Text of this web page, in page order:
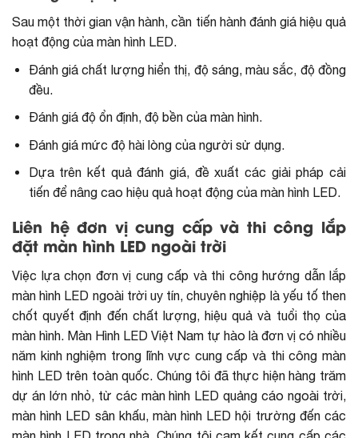
Sau một thời gian vận hành, cần tiến hành đánh giá hiệu quả
hoạt động của màn hình LED.
Đánh giá chất lượng hiển thị, độ sáng, màu sắc, độ đồng
đều.
Đánh giá độ ổn định, độ bền của màn hình.
Đánh giá mức độ hài lòng của người sử dụng.
Dựa trên kết quả đánh giá, đề xuất các giải pháp cải
tiến để nâng cao hiệu quả hoạt động của màn hình LED.
Liên hệ đơn vị cung cấp và thi công lắp
đặt màn hình LED ngoài trời
Việc lựa chọn đơn vị cung cấp và thi công hướng dẫn lắp
màn hình LED ngoài trời uy tín, chuyên nghiệp là yếu tố then
chốt quyết định đến chất lượng, hiệu quả và tuổi thọ của
màn hình. Màn Hình LED Việt Nam tự hào là đơn vị có nhiều
năm kinh nghiệm trong lĩnh vực cung cấp và thi công màn
hình LED trên toàn quốc. Chúng tôi đã thực hiện hàng trăm
dự án lớn nhỏ, từ các màn hình LED quảng cáo ngoài trời,
màn hình LED sân khấu, màn hình LED hội trường đến các